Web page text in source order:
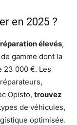
en 2025 ?
élevés,
gamme dont la
23 000 €. Les
Opisto, trouvez
de véhicules,
optimisée.